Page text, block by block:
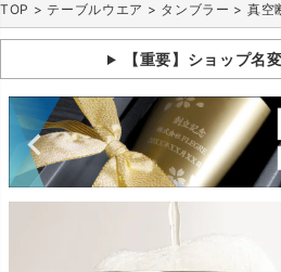
TOP テーブルウエア タンブラー 真空
【重要】ショップ名